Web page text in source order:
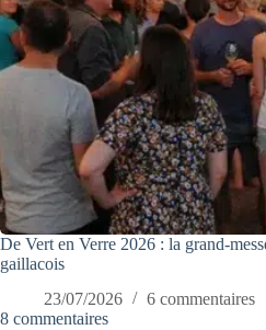
De Vert en Verre 2026 : la grand-
gaillacois
23/07/2026
6 commentaires
8 commentaires